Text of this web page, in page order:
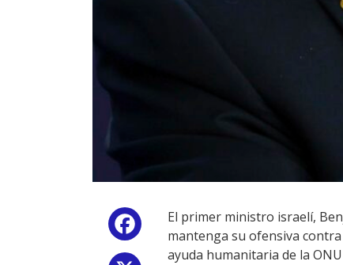
Facebook
El primer ministro israelí,
mantenga su ofensiva
ayuda humanitaria de la ONU